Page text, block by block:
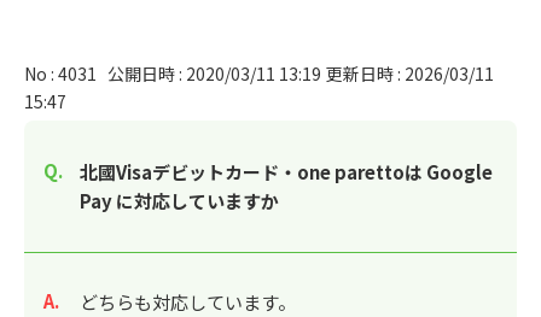
No : 4031 公開日時 : 2020/03/11 13:19 更新日時 : 2026/03/11
15:47
北國Visaデビットカード・one parettoは Google
Pay に対応していますか
回答
どちらも対応しています。